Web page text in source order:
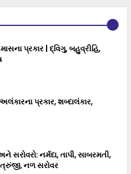
પ્રકાર | દ્વિગુ, બહુવ્રીહિ,
પ્રકાર, શબ્દાલંકાર,
નર્મદા, તાપી, સાબરમતી,
નળ સરોવર